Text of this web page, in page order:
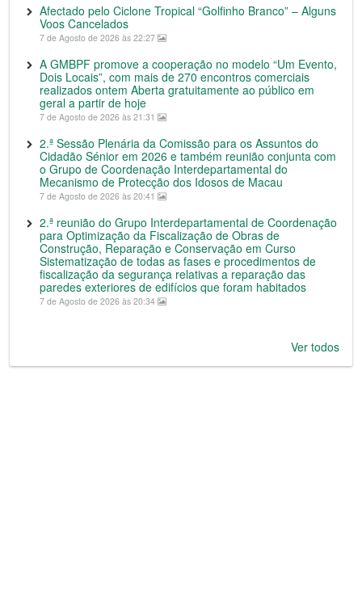
Afectado pelo Ciclone Tropical “Golfinho Branco” – Alguns
Voos Cancelados
7 de Agosto de 2026 às 22:27
A GMBPF promove a cooperação no modelo “Um Evento,
Dois Locais”, com mais de 270 encontros comerciais
realizados ontem Aberta gratuitamente ao público em
geral a partir de hoje
7 de Agosto de 2026 às 21:31
2.ª Sessão Plenária da Comissão para os Assuntos do
Cidadão Sénior em 2026 e também reunião conjunta com
o Grupo de Coordenação Interdepartamental do
Mecanismo de Protecção dos Idosos de Macau
7 de Agosto de 2026 às 20:41
2.ª reunião do Grupo Interdepartamental de Coordenação
para Optimização da Fiscalização de Obras de
Construção, Reparação e Conservação em Curso
Sistematização de todas as fases e procedimentos de
fiscalização da segurança relativas a reparação das
paredes exteriores de edifícios que foram habitados
7 de Agosto de 2026 às 20:34
Ver todos